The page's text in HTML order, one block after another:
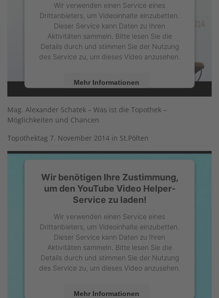
Wir verwenden einen Service eines
Drittanbieters, um Videoinhalte einzubetten.
Dieser Service kann Daten zu Ihren
Aktivitäten sammeln. Bitte lesen Sie die
Details durch und stimmen Sie der Nutzung
des Service zu, um dieses Video anzusehen.
Mehr Informationen
Akzeptieren
Management Platform
Mag. Alexander Schatek – Was ist die Topothek –
Möglichkeiten und Chancen
Topothektag 7. November 2014 in St.Pölten
Wir benötigen Ihre Zustimmung,
um den YouTube Video Helper-
Service zu laden!
Wir verwenden einen Service eines
Drittanbieters, um Videoinhalte einzubetten.
Dieser Service kann Daten zu Ihren
Aktivitäten sammeln. Bitte lesen Sie die
Details durch und stimmen Sie der Nutzung
des Service zu, um dieses Video anzusehen.
Mehr Informationen